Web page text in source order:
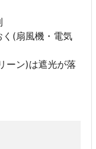
く(扇風機・電気
ーン)は遮光が落